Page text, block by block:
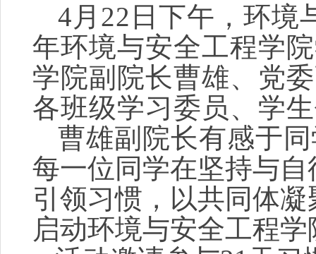
4月22日下午，环境
年环境与安全工程学
学院副院长曹雄、党
各班级学习委员、学
曹雄副院长有感于
每一位同学在坚持与
引领习惯，以共同体
启动环境与安全工程